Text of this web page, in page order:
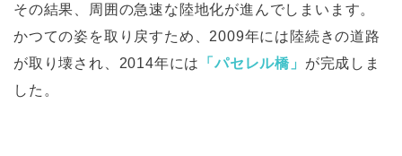
その結果、周囲の急速な陸地化が進んでしまいます。
かつての姿を取り戻すため、2009年には陸続きの道路
が取り壊され、2014年には
「パセレル橋」 が完成しま
した。